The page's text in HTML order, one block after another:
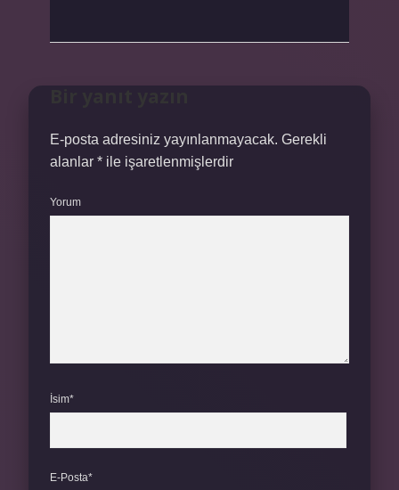
E-posta adresiniz yayınlanmayacak. Gerekli
alanlar * ile işaretlenmişlerdir
Yorum
İsim*
E-Posta*